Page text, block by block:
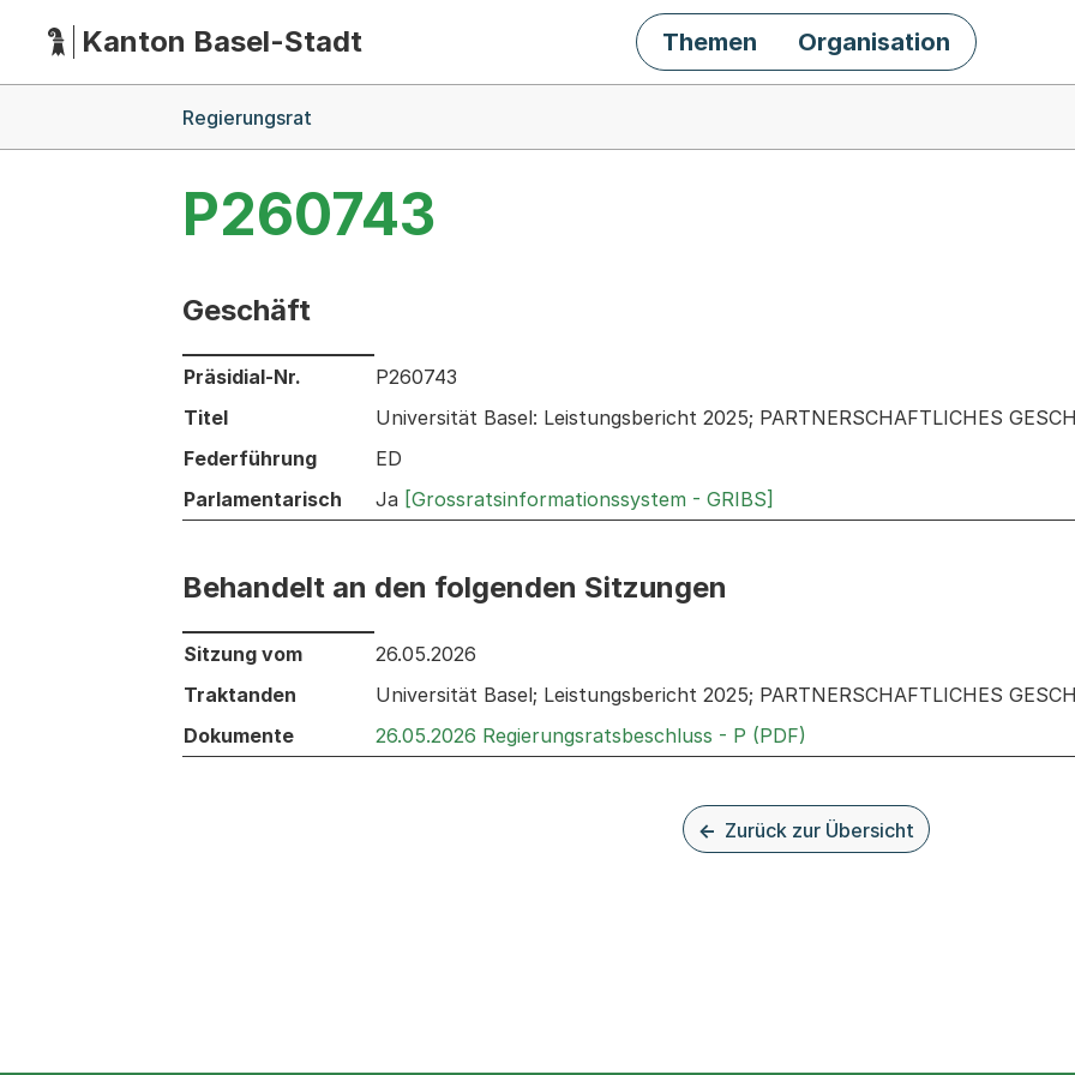
HauptnavigationKanton Basel-Stadt Themen Organisation
Regierungsrat
P260743
Geschäft
Informationen zum Ausgewählten Geschäft
Präsidial-Nr.
P260743
Titel
Universität Basel: Leistungsbericht 2025; PARTNERSCHAFTLICHES
Federführung
ED
Parlamentarisch
Ja [Grossratsinformationssystem - GRIBS]
Behandelt an den folgenden Sitzungen
Behandelt an den folgenden Sitzungen: Informationen zu den Sitzungen zum Geschäft
Sitzung vom
26.05.2026
Traktanden
Universität Basel; Leistungsbericht 2025; PARTNERSCHAFTLICHES
Dokumente
26.05.2026 Regierungsratsbeschluss - P (PDF)
Zurück zur Übersicht